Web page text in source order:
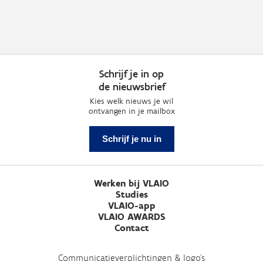
Schrijf je in op
de nieuwsbrief
Kies welk nieuws je wil
ontvangen in je mailbox
Schrijf je nu in
Werken bij VLAIO
Studies
VLAIO-app
VLAIO AWARDS
Contact
Communicatieverplichtingen & logo's